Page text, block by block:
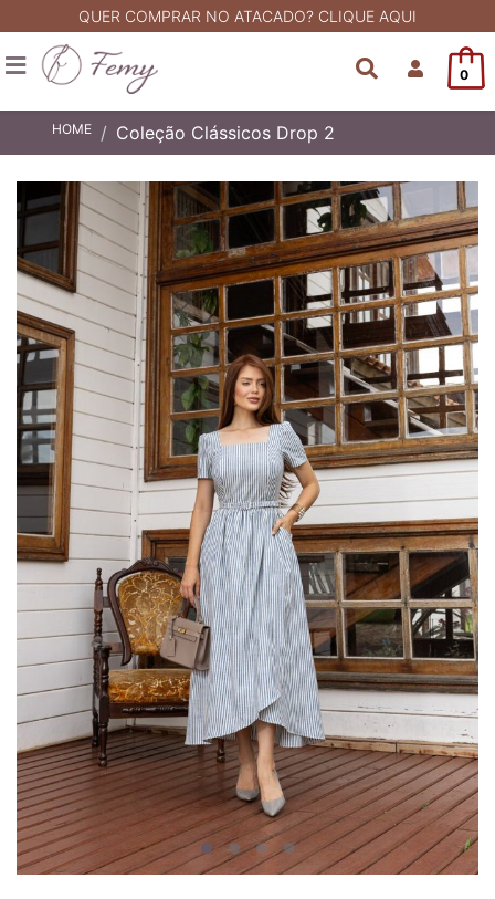
QUER COMPRAR NO ATACADO? CLIQUE AQUI
0
HOME Coleção Clássicos Drop 2